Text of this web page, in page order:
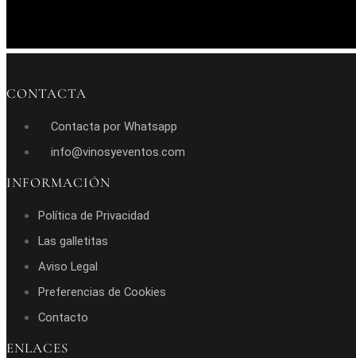
CONTACTA
Contacta por Whatsapp
info@vinosyeventos.com
INFORMACIÓN
Política de Privacidad
Las galletitas
Aviso Legal
Preferencias de Cookies
Contacto
ENLACES